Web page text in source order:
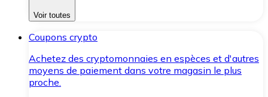
Voir toutes
Coupons crypto
Achetez des cryptomonnaies en espèces et d'autres
moyens de paiement dans votre magasin le plus
proche.